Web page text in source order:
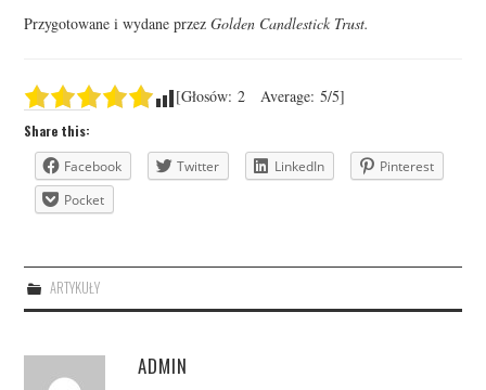
Przygotowane i wydane przezGolden Candlestick Trust.
[Głosów:2 Average:5/5]
Share this:
Facebook
Twitter LinkedIn
Pinterest
Pocket
ARTYKUŁY
ADMIN